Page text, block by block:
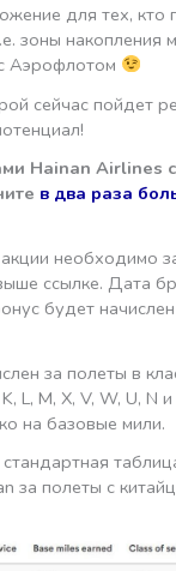
для тех, кто
зоны накопления
Аэрофлотом
сейчас пойдет
Hainan Airlines
в два раза
необходимо
ссылке. Дата
будет
за полеты в
K, L, M, X, V, W, U, N
на базовые мили.
за полеты с